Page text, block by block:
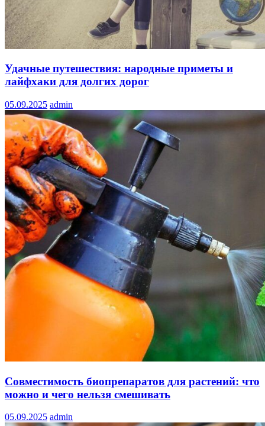
Удачные путешествия: народные приметы и
лайфхаки для долгих дорог
05.09.2025 admin
Совместимость биопрепаратов для растений: что
можно и чего нельзя смешивать
05.09.2025 admin